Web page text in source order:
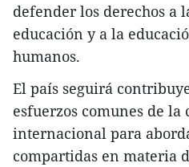
defender los derechos a
educación y a la
humanos.
El país seguirá
esfuerzos comunes de la
internacional para
compartidas en materia